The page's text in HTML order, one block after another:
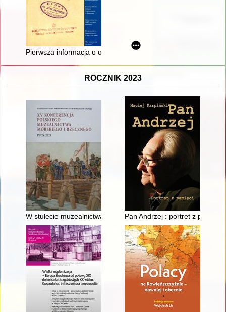
Pierwsza informacja o odkryciu średniowiecznego zamku w
ROCZNIK 2023
W stulecie muzealnictwa puckiego : historia Muzeum Ziemi
Pan Andrzej : portret z pamięci